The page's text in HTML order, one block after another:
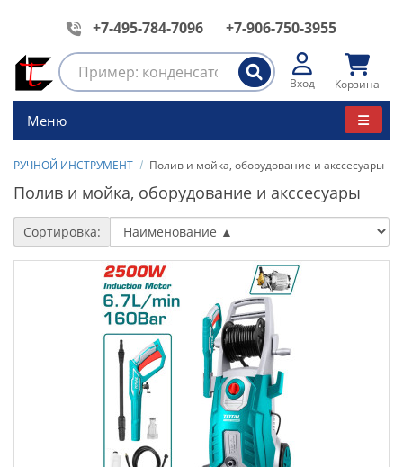
+7-495-784-7096 +7-906-750-3955
Вход Корзина
Меню
РУЧНОЙ ИНСТРУМЕНТ Полив и мойка, оборудование и акссесуары
Полив и мойка, оборудование и акссесуары
Сортировка: